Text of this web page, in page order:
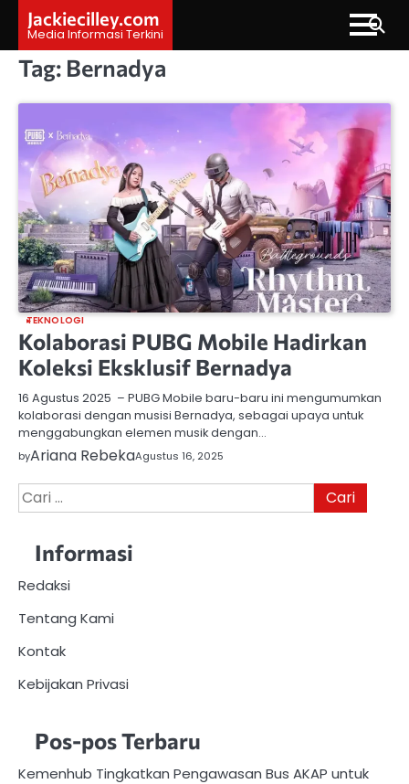
content
Jackiecilley.com
Media Informasi Terkini
Tag: Bernadya
TEKNOLOGI
Kolaborasi PUBG Mobile Hadirkan
Koleksi Eksklusif Bernadya
16 Agustus 2025 – PUBG Mobile baru-baru ini mengumumkan
kolaborasi dengan musisi Bernadya, sebagai upaya untuk
menggabungkan elemen musik dengan…
byAriana RebekaAgustus 16, 2025
Cari
untuk:
Informasi
Redaksi
Tentang Kami
Kontak
Kebijakan Privasi
Pos-pos Terbaru
Kemenhub Tingkatkan Pengawasan Bus AKAP untuk